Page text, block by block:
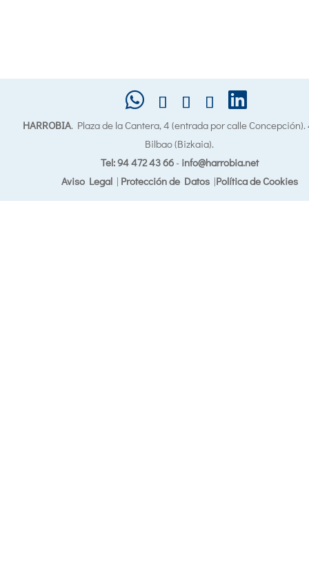
HARROBIA. Plaza de la Cantera, 4 (entrada por calle
Bilbao (Bizkaia).
Tel: 94 472 43 66- info@harrobia.net
Aviso Legal| Protección de Datos|Política de Cookies